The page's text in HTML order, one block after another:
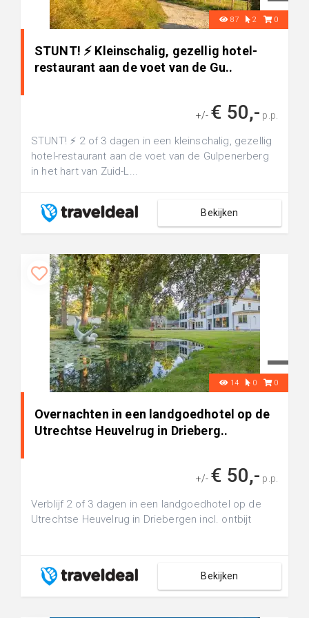
87 2 0
STUNT! ⚡ Kleinschalig, gezellig hotel-
restaurant aan de voet van de Gu..
+/- € 50,- p.p.
STUNT! ⚡ 2 of 3 dagen in een kleinschalig, gezellig
hotel-restaurant aan de voet van de Gulpenerberg
in het hart van Zuid-L...
Bekijken
14 0 0
Overnachten in een landgoedhotel op de
Utrechtse Heuvelrug in Drieberg..
+/- € 50,- p.p.
Verblijf 2 of 3 dagen in een landgoedhotel op de
Utrechtse Heuvelrug in Driebergen incl. ontbijt
Bekijken